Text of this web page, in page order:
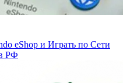
eShop и Играть по Сети
РФ